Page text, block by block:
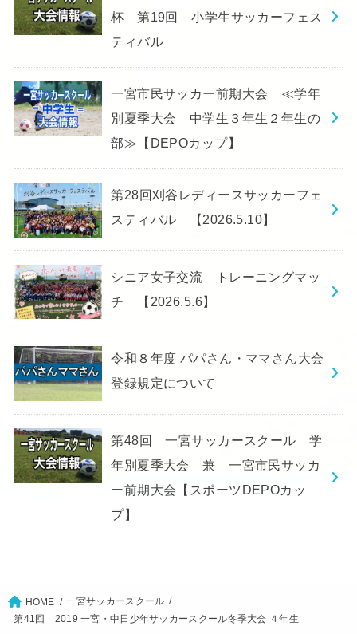
杯 第19回 小学生サッカーフェス
ティバル
一宮市民サッカー前期大会 ≪学年
別夏季大会 中学生３年生２年生の
部≫【DEPOカップ】
第28回刈谷レディースサッカーフェ
スティバル 【2026.5.10】
シニア女子交流 トレーニングマッ
チ 【2026.5.6】
令和８年度 パパさん・ママさん大会
登録規定について
第48回 一宮サッカースクール 学
年別夏季大会 兼 一宮市民サッカ
ー前期大会【スポーツDEPOカッ
プ】
HOME
一宮サッカースクール
第41回 2019 一宮・中日少年サッカースクール冬季大会 ４年生